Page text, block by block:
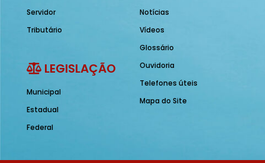
Servidor
Tributário
LEGISLAÇÃO
Municipal
Estadual
Federal
Notícias
Vídeos
Glossário
Ouvidoria
Telefones úteis
Mapa do Site